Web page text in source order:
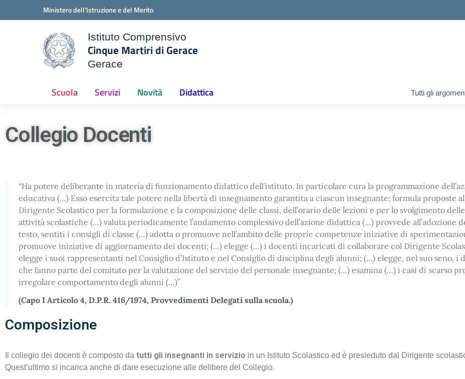
Ministero dell'Istruzione e del Merito
della scuola
Istituto Comprensivo
Cinque Martiri di Gerace
Gerace
Scuola Servizi Novità Didattica Tutti gli
Collegio Docenti
“Ha potere deliberante in materia di funzionamento didattico dell’istituto. In particolare cura la programmazione
educativa (…) Esso esercita tale potere nella libertà di insegnamento garantita a ciascun insegnante; formula proposte al
Dirigente Scolastico per la formulazione e la composizione delle classi, dell’orario delle lezioni e per lo svolgimento
attività scolastiche (…) valuta periodicamente l’andamento complessivo dell’azione didattica (…) provvede all’adozione
testo, sentiti i consigli di classe (…) adotta o promuove nell’ambito delle proprie competenze iniziative di
promuove iniziative di aggiornamento dei docenti; (…) elegge (…) i docenti incaricati di collaborare col Dirigente
elegge i suoi rappresentanti nel Consiglio d’Istituto e nel Consiglio di disciplina degli alunni; (…) elegge, nel suo seno, i
che fanno parte del comitato per la valutazione del servizio del personale insegnante; (…) esamina (…) i casi di scarso
irregolare comportamento degli alunni (…)”
(Capo I Articolo 4, D.P.R. 416/1974, Provvedimenti Delegati sulla scuola.)
Composizione
Il collegio dei docenti è composto da tutti gli insegnanti in servizio in un Istituto Scolastico ed è presieduto dal Dirigente
Quest’ultimo si incarica anche di dare esecuzione alle delibere del Collegio.